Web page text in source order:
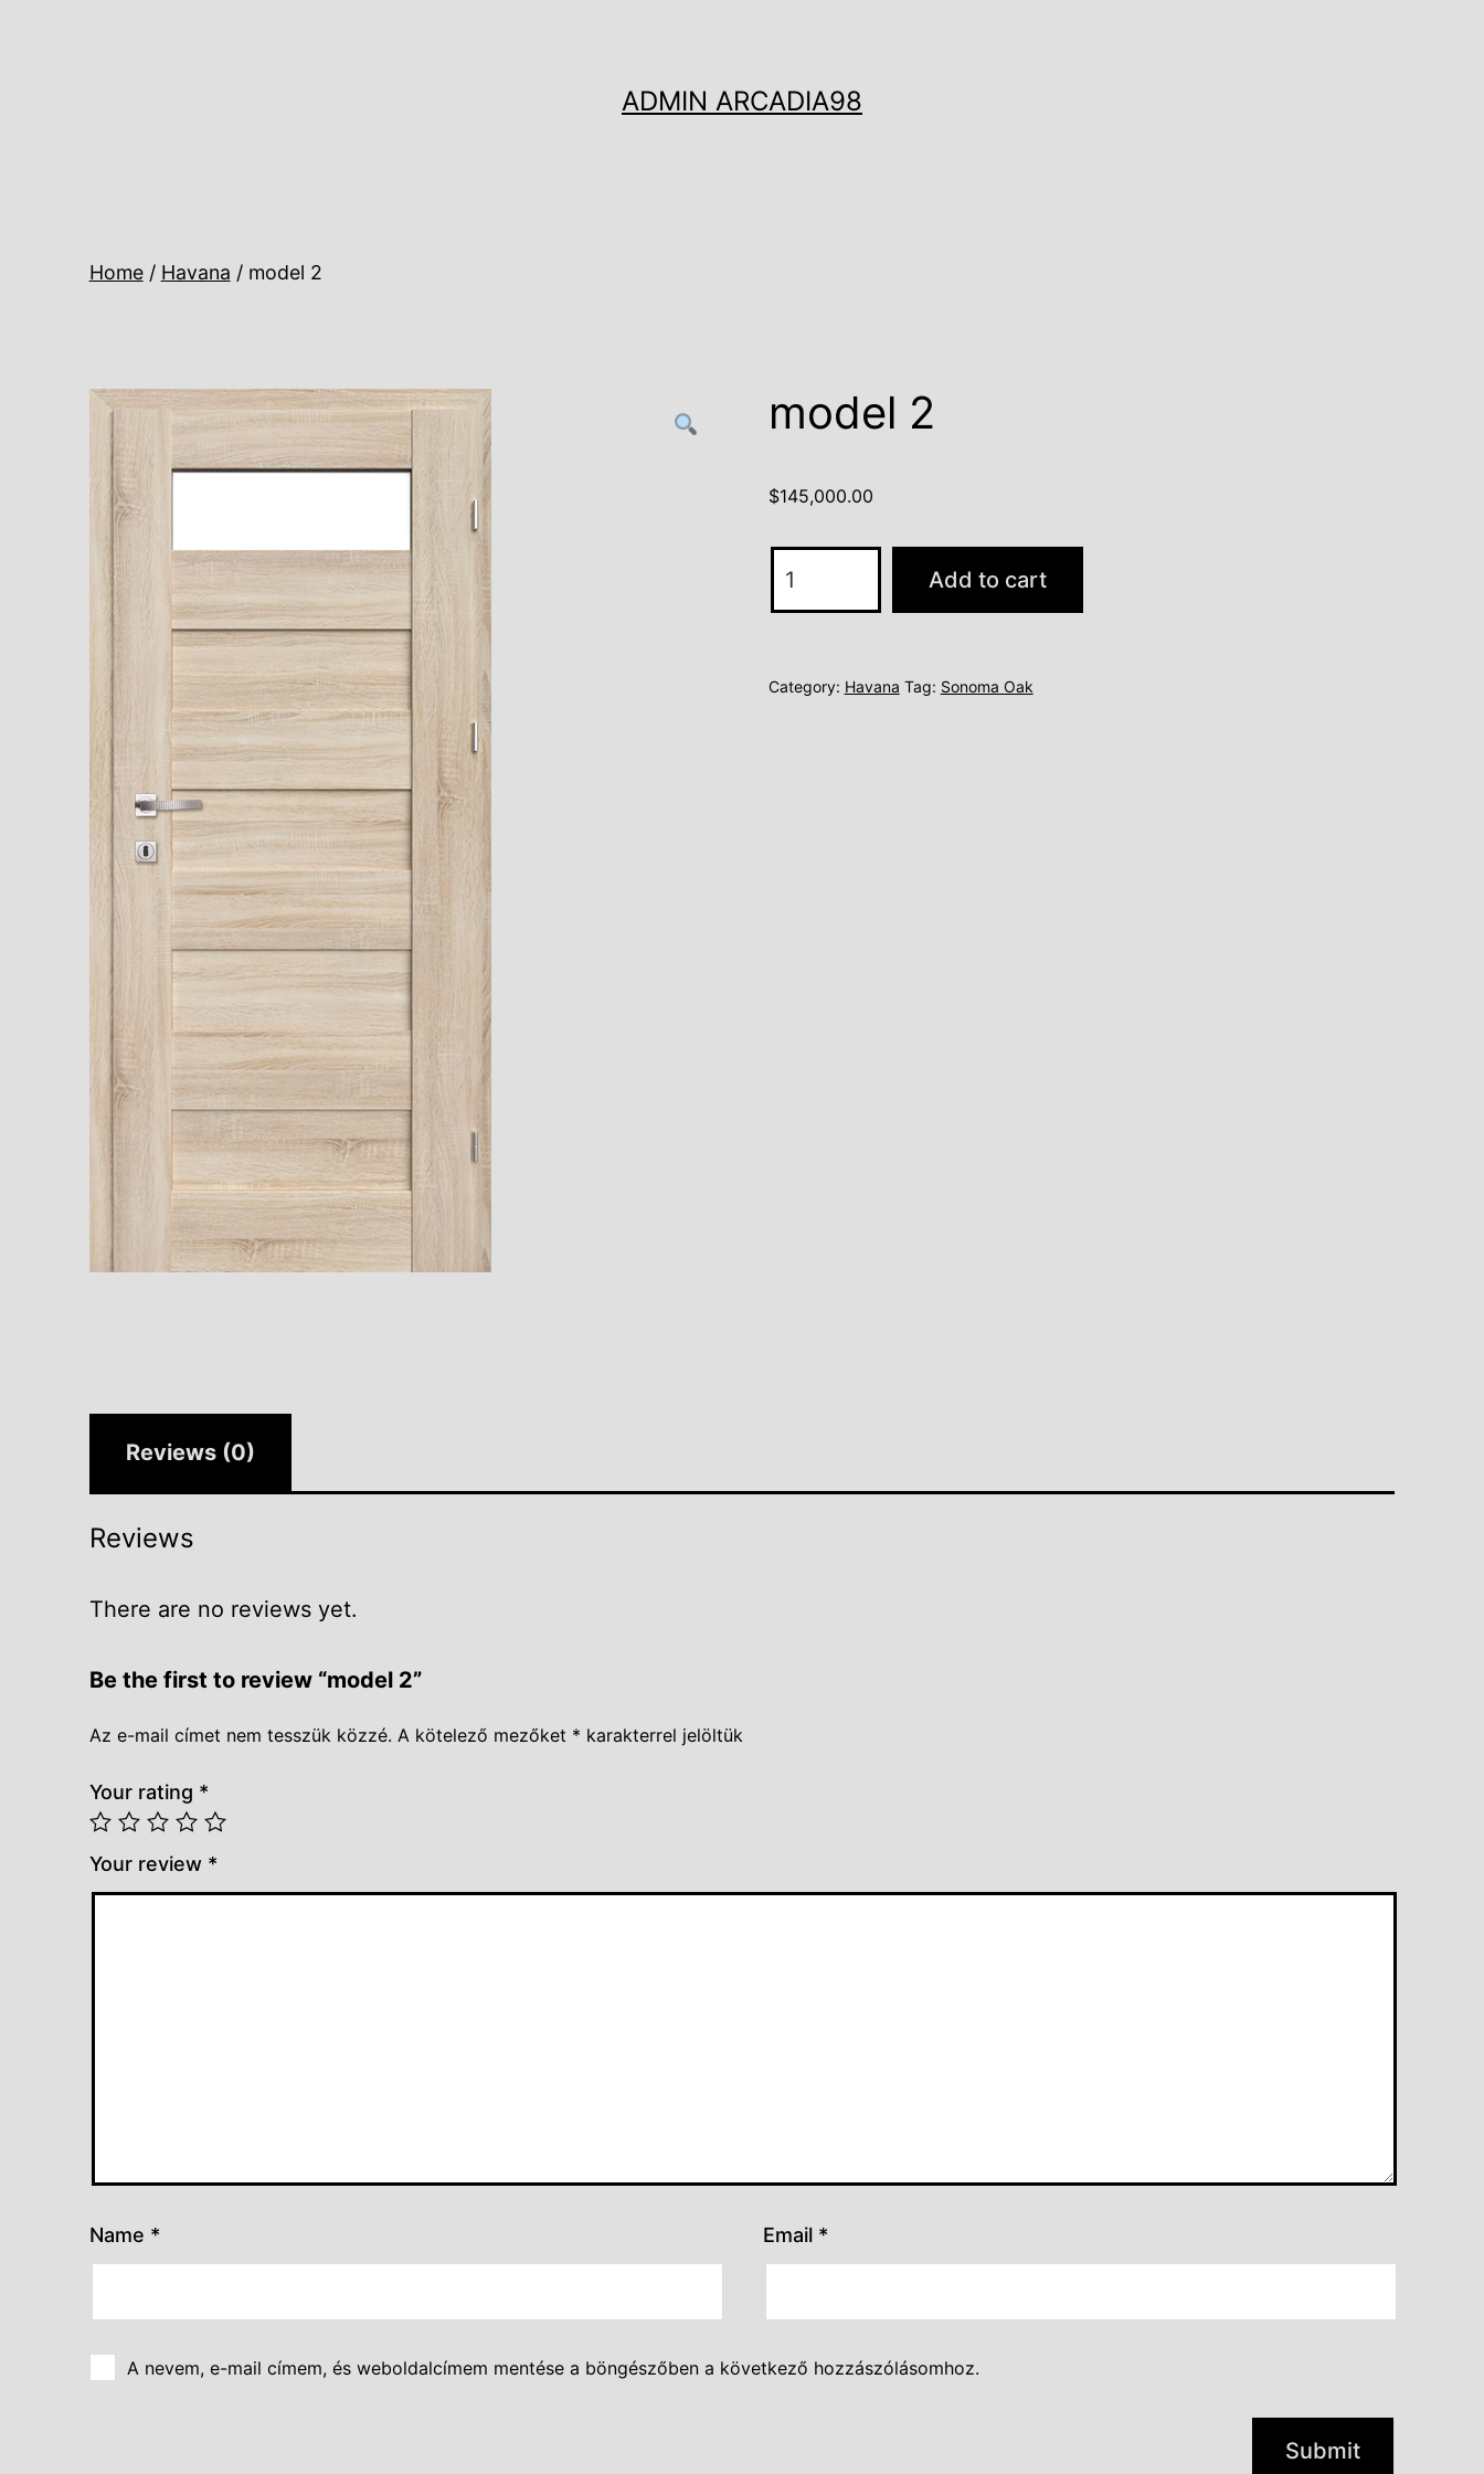
ADMIN ARCADIA98
Home/ Havana / model 2
model 2
$145,000.00
Add to cart
Category: Havana Tag: Sonoma Oak
Reviews (0)
Reviews
There are no reviews yet.
Be the first to review “model 2”
Az e-mail címet nem tesszük közzé. A kötelező mezőket * karakterrel jelöltük
Your rating *
Your review *
Name * Email *
A nevem, e-mail címem, és weboldalcímem mentése a böngészőben a következő hozzászólásomhoz.